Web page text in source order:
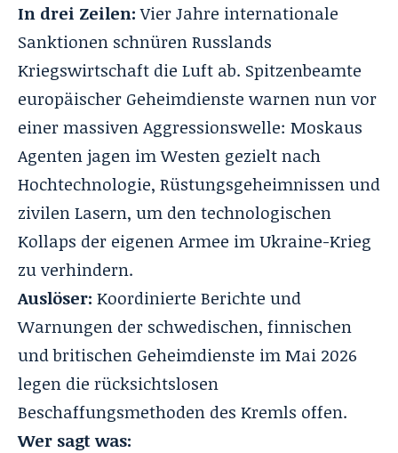
In drei Zeilen:Vier Jahre internationale
Sanktionen schnüren Russlands
Kriegswirtschaft die Luft ab. Spitzenbeamte
europäischer Geheimdienste warnen nun vor
einer massiven Aggressionswelle: Moskaus
Agenten jagen im Westen gezielt nach
Hochtechnologie, Rüstungsgeheimnissen und
zivilen Lasern, um den technologischen
Kollaps der eigenen Armee im Ukraine-Krieg
zu verhindern.
Auslöser: Koordinierte Berichte und
Warnungen der schwedischen, finnischen
und britischen Geheimdienste im Mai 2026
legen die rücksichtslosen
Beschaffungsmethoden des Kremls offen.
Wer sagt was: